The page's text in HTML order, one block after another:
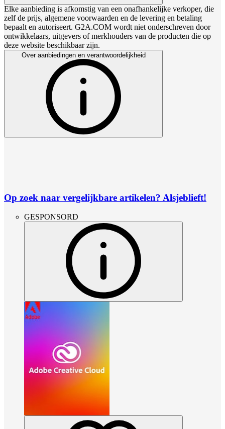
Elke aanbieding is afkomstig van een onafhankelijke verkoper, die
zelf de prijs, algemene voorwaarden en de levering en betaling
bepaalt en autoriseert. G2A.COM wordt niet onderschreven door
ontwikkelaars, uitgevers of merkhouders van de producten die op
deze website beschikbaar zijn.
Over aanbiedingen en verantwoordelijkheid
Op zoek naar vergelijkbare artikelen? Alsjeblieft!
GESPONSORD